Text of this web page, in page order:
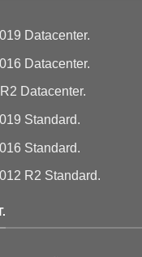
Datacenter.
Datacenter.
Datacenter.
Standard.
Standard.
R2 Standard.